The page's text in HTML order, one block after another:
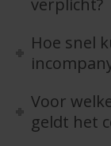
Hoe snel
Voor
geldt het